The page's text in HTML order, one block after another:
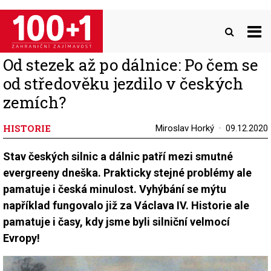
Přejít
hlavnímu
obsahu
Od stezek až po dálnice: Po čem se
od středověku jezdilo v českých
zemích?
HISTORIE Miroslav Horký 09.12.2020
Stav českých silnic a dálnic patří mezi smutné
evergreeny dneška. Prakticky stejné problémy ale
pamatuje i česká minulost. Vyhýbání se mýtu
například fungovalo již za Václava IV. Historie ale
pamatuje i časy, kdy jsme byli silniční velmocí
Evropy!